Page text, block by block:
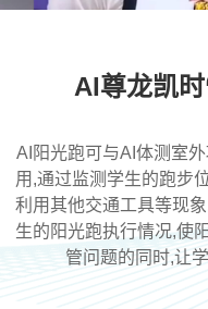
AI尊龙凯
AI阳光跑可与AI体测室
用,通过监测学生的跑步
利用其他交通工具等现
生的阳光跑执行情况,使
管问题的同时,让